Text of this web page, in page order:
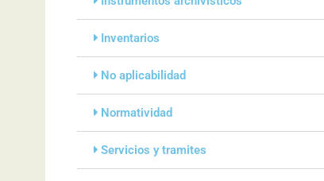
Inventarios
No aplicabilidad
Normatividad
Servicios y tramites